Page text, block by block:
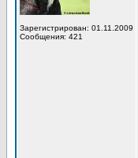
Зарегистрирован: 01.11.2009
Сообщения: 421